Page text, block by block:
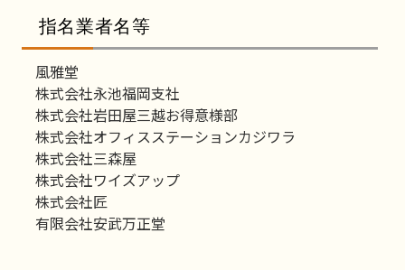
指名業者名等
風雅堂
株式会社永池福岡支社
株式会社岩田屋三越お得意様部
株式会社オフィスステーションカジワラ
株式会社三森屋
株式会社ワイズアップ
株式会社匠
有限会社安武万正堂